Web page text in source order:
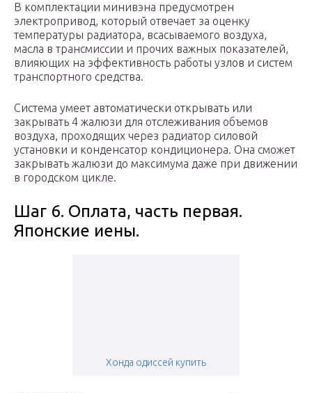
В комплектации минивэна предусмотрен
электропривод, который отвечает за оценку
температуры радиатора, всасываемого воздуха,
масла в трансмиссии и прочих важных показателей,
влияющих на эффективность работы узлов и систем
транспортного средства.
Система умеет автоматически открывать или
закрывать 4 жалюзи для отслеживания объемов
воздуха, проходящих через радиатор силовой
установки и конденсатор кондиционера. Она сможет
закрывать жалюзи до максимума даже при движении
в городском цикле.
Шаг 6. Оплата, часть первая.
Японские иены.
Хонда одиссей купить